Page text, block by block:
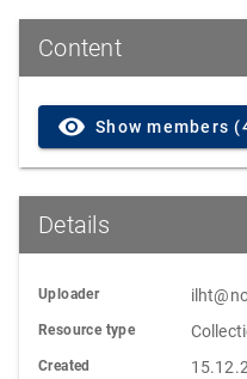
Content
Show members
Details
Uploader
Resource type
Created